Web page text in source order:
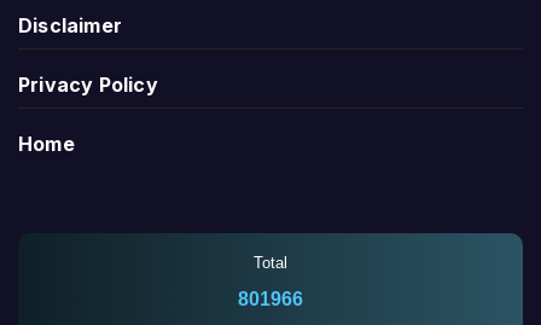
Disclaimer
Privacy Policy
Home
Total
801966